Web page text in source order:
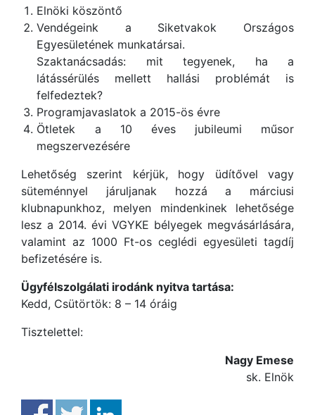
Elnöki köszöntő
Vendégeink a Siketvakok Országos
Egyesületének munkatársai.
Szaktanácsadás: mit tegyenek, ha a
látássérülés mellett hallási problémát is
felfedeztek?
Programjavaslatok a 2015-ös évre
Ötletek a 10 éves jubileumi műsor
megszervezésére
Lehetőség szerint kérjük, hogy üdítővel vagy
süteménnyel járuljanak hozzá a márciusi
klubnapunkhoz, melyen mindenkinek lehetősége
lesz a 2014. évi VGYKE bélyegek megvásárlására,
valamint az 1000 Ft-os ceglédi egyesületi tagdíj
befizetésére is.
Ügyfélszolgálati irodánk nyitva tartása:
Kedd, Csütörtök: 8 – 14 óráig
Tisztelettel:
Nagy Emese
sk. Elnök